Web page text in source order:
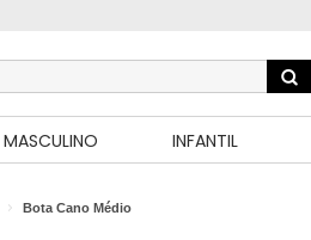
MASCULINO INFANTIL
Bota Cano Médio